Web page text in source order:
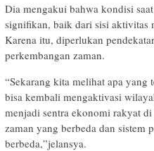
Dia mengakui bahwa kondisi
signifikan, baik dari sisi aktivitas
Karena itu, diperlukan
perkembangan zaman.
“Sekarang kita melihat apa
bisa kembali mengaktivasi
menjadi sentra ekonomi rakyat
zaman yang berbeda dan sistem
berbeda,”jelansya.